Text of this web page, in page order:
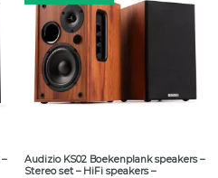
Audizio KS02 Boekenplank speakers –
Stereo set – HiFi speakers –